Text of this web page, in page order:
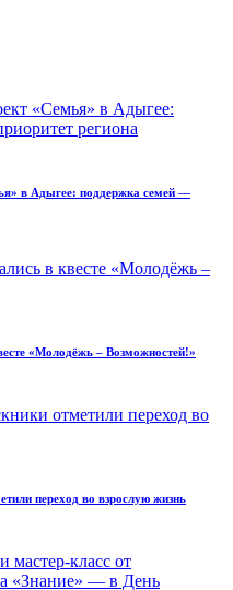
в Адыгее: поддержка семей —
«Молодёжь – Возможностей!»
переход во взрослую жизнь